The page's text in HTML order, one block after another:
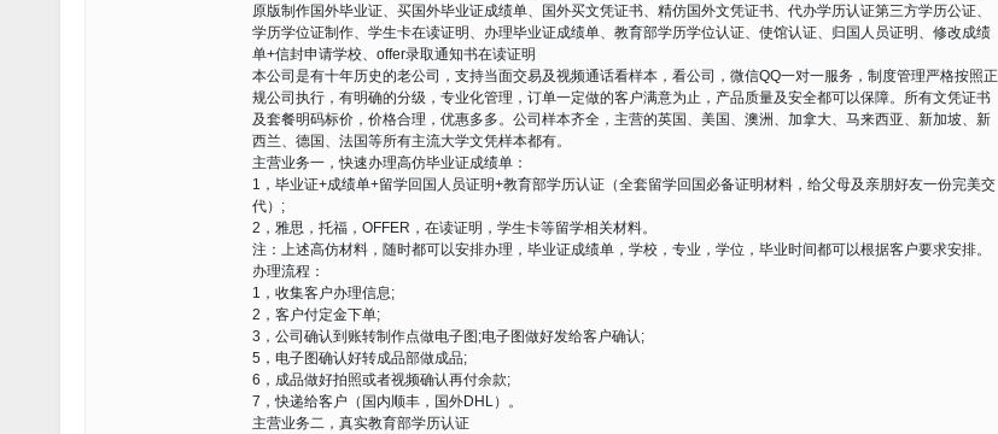
原版制作国外毕业证、买国外毕业证成绩单、国外买文凭证书、精仿国外文凭证书、代办学历认证第三方学历公证、
学历学位证制作、学生卡在读证明、办理毕业证成绩单、教育部学历学位认证、使馆认证、归国人员证明、修改成绩
单+信封申请学校、offer录取通知书在读证明
本公司是有十年历史的老公司，支持当面交易及视频通话看样本，看公司，微信QQ一对一服务，制度管理严格按照正
规公司执行，有明确的分级，专业化管理，订单一定做的客户满意为止，产品质量及安全都可以保障。所有文凭证书
及套餐明码标价，价格合理，优惠多多。公司样本齐全，主营的英国、美国、澳洲、加拿大、马来西亚、新加坡、新
西兰、德国、法国等所有主流大学文凭样本都有。
主营业务一，快速办理高仿毕业证成绩单：
1，毕业证+成绩单+留学回国人员证明+教育部学历认证（全套留学回国必备证明材料，给父母及亲朋好友一份完美交
代）;
2，雅思，托福，OFFER，在读证明，学生卡等留学相关材料。
注：上述高仿材料，随时都可以安排办理，毕业证成绩单，学校，专业，学位，毕业时间都可以根据客户要求安排。
办理流程：
1，收集客户办理信息;
2，客户付定金下单;
3，公司确认到账转制作点做电子图;电子图做好发给客户确认;
5，电子图确认好转成品部做成品;
6，成品做好拍照或者视频确认再付余款;
7，快递给客户（国内顺丰，国外DHL）。
主营业务二，真实教育部学历认证